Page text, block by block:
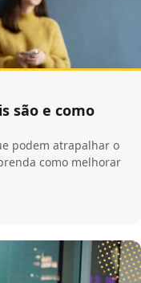
são e como
podem atrapalhar o
como melhorar